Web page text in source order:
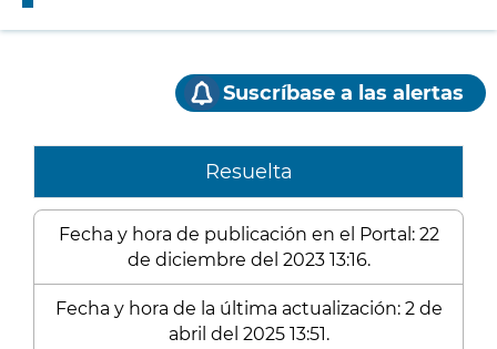
Suscríbase a las alertas
Resuelta
Fecha y hora de publicación en el Portal: 22
de diciembre del 2023 13:16.
Fecha y hora de la última actualización: 2 de
abril del 2025 13:51.